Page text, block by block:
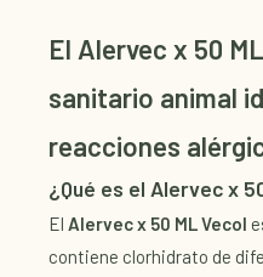
El Alervec x 50
sanitario animal
reacciones
¿Qué es el Alervec x
El Alervec x 50 ML Vecol
contiene clorhidrato de